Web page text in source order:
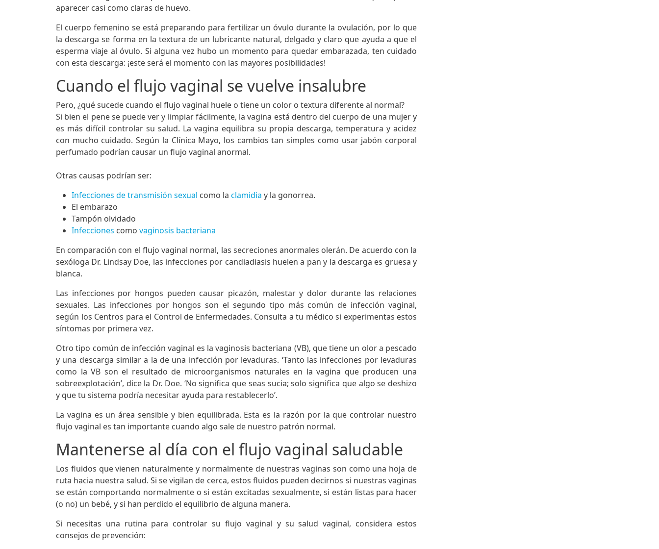
aparecer casi como claras de huevo.
El cuerpo femenino se está preparando para fertilizar un óvulo durante la ovulación, por lo que
la descarga se forma en la textura de un lubricante natural, delgado y claro que ayuda a que el
esperma viaje al óvulo. Si alguna vez hubo un momento para quedar embarazada, ten cuidado
con esta descarga: ¡este será el momento con las mayores posibilidades!
Cuando el flujo vaginal se vuelve insalubre
Pero, ¿qué sucede cuando el flujo vaginal huele o tiene un color o textura diferente al normal?
Si bien el pene se puede ver y limpiar fácilmente, la vagina está dentro del cuerpo de una mujer y
es más difícil controlar su salud. La vagina equilibra su propia descarga, temperatura y acidez
con mucho cuidado. Según la Clínica Mayo, los cambios tan simples como usar jabón corporal
perfumado podrían causar un flujo vaginal anormal.
Otras causas podrían ser:
Infecciones de transmisión sexual como la clamidia y la gonorrea.
El embarazo
Tampón olvidado
Infecciones como vaginosis bacteriana
En comparación con el flujo vaginal normal, las secreciones anormales olerán. De acuerdo con la
sexóloga Dr. Lindsay Doe, las infecciones por candiadiasis huelen a pan y la descarga es gruesa y
blanca.
Las infecciones por hongos pueden causar picazón, malestar y dolor durante las relaciones
sexuales. Las infecciones por hongos son el segundo tipo más común de infección vaginal,
según los Centros para el Control de Enfermedades. Consulta a tu médico si experimentas estos
síntomas por primera vez.
Otro tipo común de infección vaginal es la vaginosis bacteriana (VB), que tiene un olor a pescado
y una descarga similar a la de una infección por levaduras. ‘Tanto las infecciones por levaduras
como la VB son el resultado de microorganismos naturales en la vagina que producen una
sobreexplotación’, dice la Dr. Doe. ‘No significa que seas sucia; solo significa que algo se deshizo
y que tu sistema podría necesitar ayuda para restablecerlo’.
La vagina es un área sensible y bien equilibrada. Esta es la razón por la que controlar nuestro
flujo vaginal es tan importante cuando algo sale de nuestro patrón normal.
Mantenerse al día con el flujo vaginal saludable
Los fluidos que vienen naturalmente y normalmente de nuestras vaginas son como una hoja de
ruta hacia nuestra salud. Si se vigilan de cerca, estos fluidos pueden decirnos si nuestras vaginas
se están comportando normalmente o si están excitadas sexualmente, si están listas para hacer
(o no) un bebé, y si han perdido el equilibrio de alguna manera.
Si necesitas una rutina para controlar su flujo vaginal y su salud vaginal, considera estos
consejos de prevención: